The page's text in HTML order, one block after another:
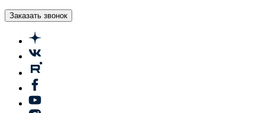
Заказать звонок